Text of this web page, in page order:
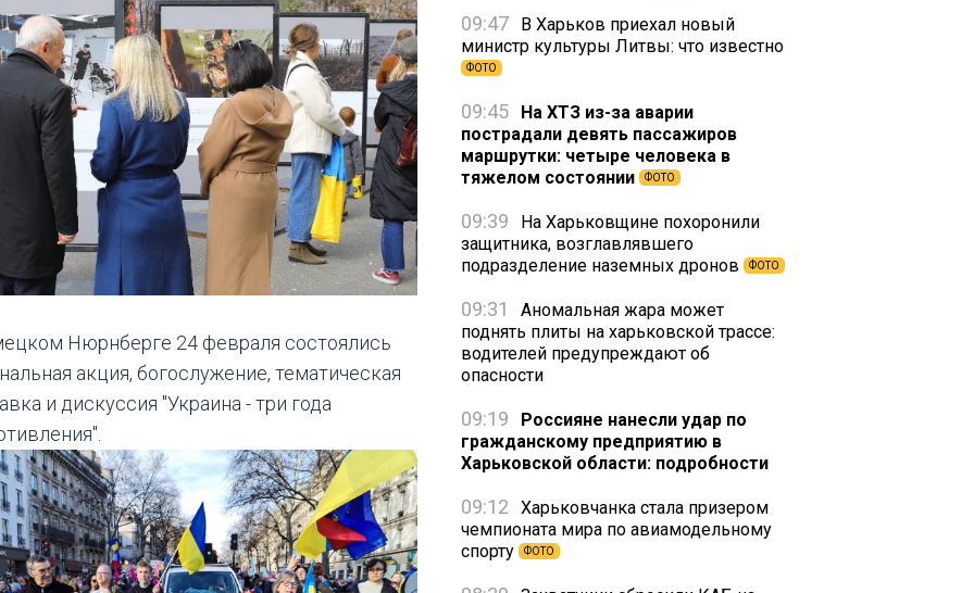
Нюрнберге 24 февраля состоялись
акция, богослужение, тематическая
и дискуссия "Украина - три года
09:47
В Харьков приехал новый
министр культуры Литвы: что известно
ФОТО
09:45
На ХТЗ из-за аварии
пострадали девять пассажиров
маршрутки: четыре человека в
тяжелом состоянии
ФОТО
09:39
На Харьковщине похоронили
защитника, возглавлявшего
подразделение наземных дронов
ФОТО
09:31
Аномальная жара может
поднять плиты на харьковской трассе:
водителей предупреждают об
опасности
09:19
Россияне нанесли удар по
гражданскому предприятию в
Харьковской области: подробности
09:12
Харьковчанка стала призером
чемпионата мира по авиамодельному
спорту
ФОТО